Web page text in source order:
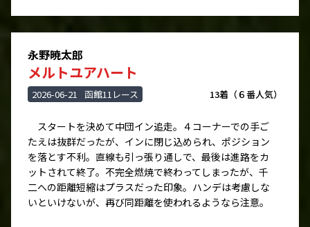
永野暁太郎
メルトユアハート
2026-06-21 函館11レース 13着（６番人気）
スタートを決めて中団イン追走。４コーナーでの手ご
たえは抜群だったが、インに閉じ込められ、ポジション
を落とす不利。直線も引っ張り通しで、最後は進路をカ
ットされて終了。不完全燃焼で終わってしまったが、千
二への距離短縮はプラスだった印象。ハンデは考慮しな
いといけないが、再び同距離を使われるようなら注意。